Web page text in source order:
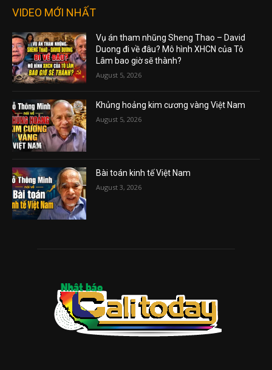
VIDEO MỚI NHẤT
Vụ án tham nhũng Sheng Thao – David
Duong đi về đâu? Mô hình XHCN của Tô
Lâm bao giờ sẽ thành?
August 5, 2026
Khủng hoảng kim cương vàng Việt Nam
August 5, 2026
Bài toán kinh tế Việt Nam
August 3, 2026